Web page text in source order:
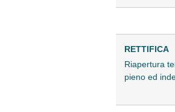
RETTIFICA
Riapertura
pieno ed